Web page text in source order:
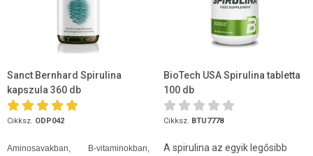
Sanct Bernhard Spirulina
kapszula 360 db
Cikksz. ODP042
Aminosavakban, B-vitaminokban,
BioTech USA Spirulina tabletta
100 db
Cikksz. BTU7778
A spirulina az egyik legősibb